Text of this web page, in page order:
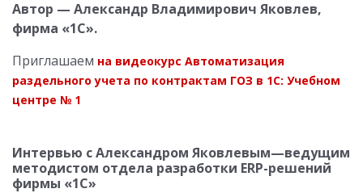
Автор — Александр Владимирович Яковлев,
фирма «1С».
Приглашаем на видеокурс Автоматизация
раздельного учета по контрактам ГОЗ в 1С: Учебном
центре № 1
Интервью с Александром Яковлевым—ведущим
методистом отдела разработки ERP-решений
фирмы «1С»